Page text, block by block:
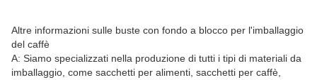
Altre informazioni sulle buste con fondo a blocco per l'imballaggio
del caffè
A: Siamo specializzati nella produzione di tutti i tipi di materiali da
imballaggio, come sacchetti per alimenti, sacchetti per caffè,